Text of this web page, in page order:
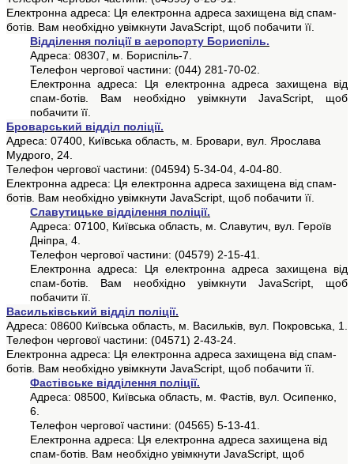
Електронна адреса: Ця електронна адреса захищена від спам-
ботів. Вам необхідно увімкнути JavaScript, щоб побачити її.
Відділення поліції в аеропорту Бориспіль.
Адреса: 08307, м. Бориспіль-7.
Телефон чергової частини: (044) 281-70-02.
Електронна адреса: Ця електронна адреса захищена від
спам-ботів. Вам необхідно увімкнути JavaScript, щоб
побачити її.
Броварський відділ поліції.
Адреса: 07400, Київська область, м. Бровари, вул. Ярослава
Мудрого, 24.
Телефон чергової частини: (04594) 5-34-04, 4-04-80.
Електронна адреса: Ця електронна адреса захищена від спам-
ботів. Вам необхідно увімкнути JavaScript, щоб побачити її.
Славутицьке відділення поліції.
Адреса: 07100, Київська область, м. Славутич, вул. Героїв
Дніпра, 4.
Телефон чергової частини: (04579) 2-15-41.
Електронна адреса: Ця електронна адреса захищена від
спам-ботів. Вам необхідно увімкнути JavaScript, щоб
побачити її.
Васильківський відділ поліції.
Адреса: 08600 Київська область, м. Васильків, вул. Покровська, 1.
Телефон чергової частини: (04571) 2-43-24.
Електронна адреса: Ця електронна адреса захищена від спам-
ботів. Вам необхідно увімкнути JavaScript, щоб побачити її.
Фастівське відділення поліції.
Адреса: 08500, Київська область, м. Фастів, вул. Осипенко,
6.
Телефон чергової частини: (04565) 5-13-41.
Електронна адреса: Ця електронна адреса захищена від
спам-ботів. Вам необхідно увімкнути JavaScript, щоб